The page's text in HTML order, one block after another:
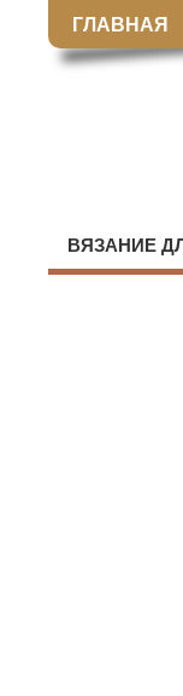
ГЛАВНАЯ
ВЯЗАНИЕ